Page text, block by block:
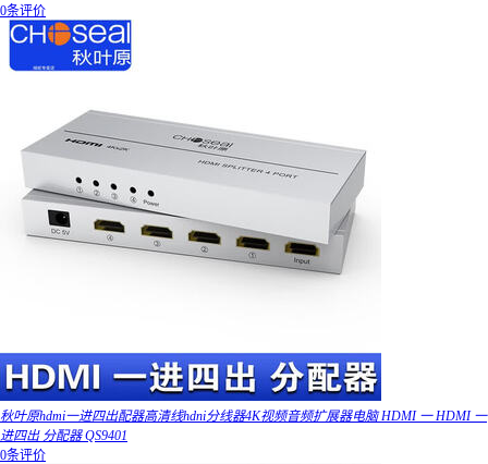
0条评价
秋叶原hdmi一进四出配器高清线hdni分线器4K视频音频扩展器电脑 HDMI 一 HDMI 一
进四出 分配器 QS9401
0条评价